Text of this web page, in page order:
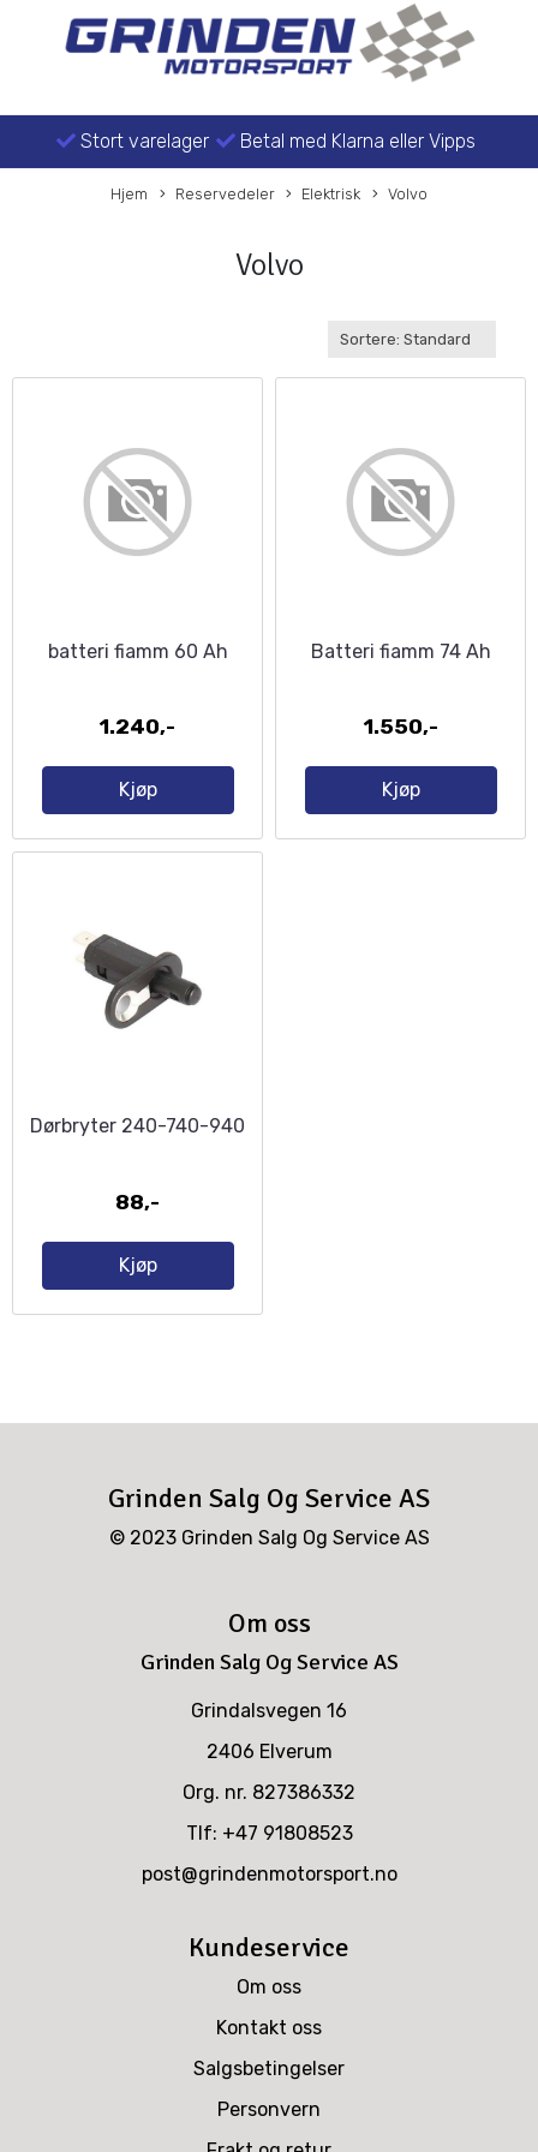
Stort varelager Betal med Klarna eller Vipps
Hjem Reservedeler Elektrisk Volvo
Volvo
batteri fiamm 60 Ah
1.240,-
Kjøp
Batteri fiamm 74 Ah
1.550,-
Kjøp
Dørbryter 240-740-940
88,-
Kjøp
Grinden Salg Og Service AS
© 2023 Grinden Salg Og Service AS
Om oss
Grinden Salg Og Service AS
Grindalsvegen 16
2406 Elverum
Org. nr. 827386332
Tlf: +47 91808523
post@grindenmotorsport.no
Kundeservice
Om oss
Kontakt oss
Salgsbetingelser
Personvern